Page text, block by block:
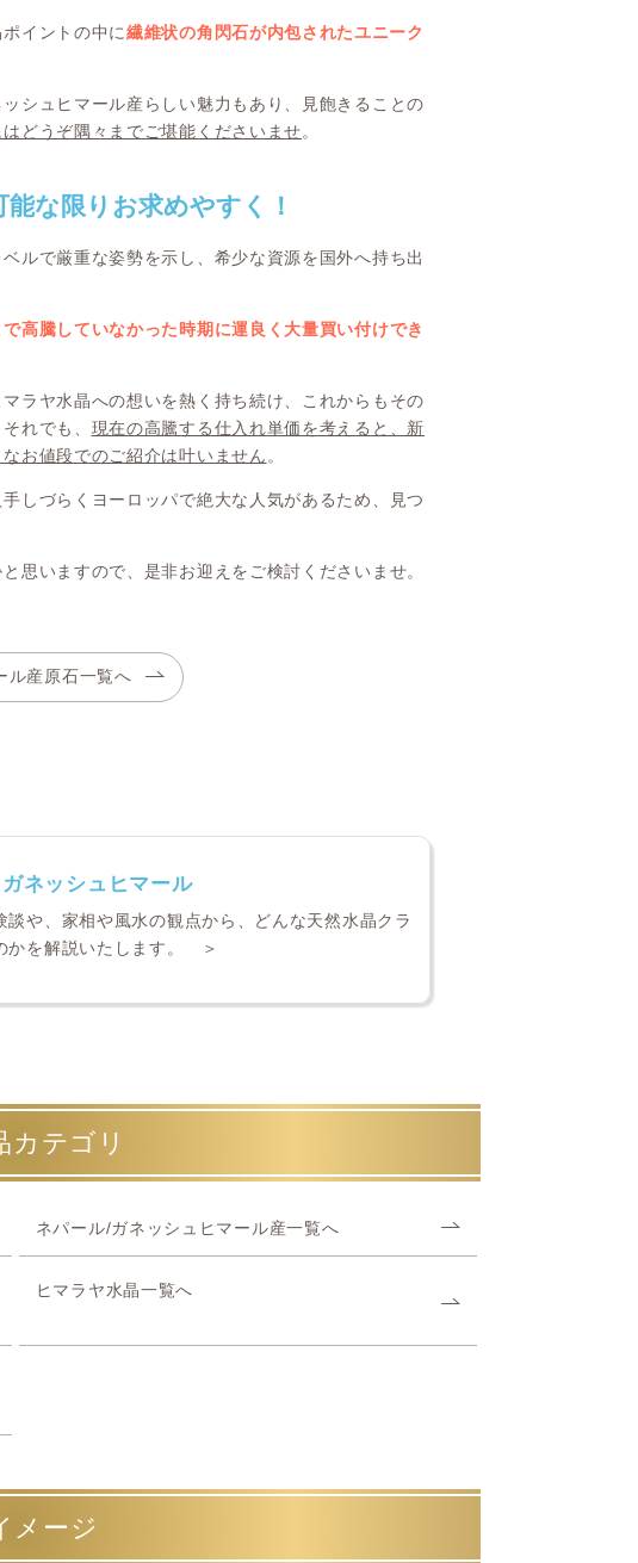
イントの中に繊維状の角閃石が内包されたユニーク
シュヒマール産らしい魅力もあり、見飽きることの
どうぞ隅々までご堪能くださいませ。
な限りお求めやすく！
ルで厳重な姿勢を示し、希少な資源を国外へ持ち出
高騰していなかった時期に運良く大量買い付けでき
ラヤ水晶への想いを熱く持ち続け、これからもその
れでも、 現在の高騰する仕入れ単価を考えると、新
お値段でのご紹介は叶いません 。
しづらくヨーロッパで絶大な人気があるため、見つ
思いますので、是非お迎えをご検討くださいませ。
ル産原石一覧へ
ネッシュヒマール
談や、家相や風水の観点から、どんな天然水晶クラ
かを解説いたします。 ＞
カテゴリ
ネパール/ガネッシュヒマール産一覧へ
ヒマラヤ水晶一覧へ
メージ